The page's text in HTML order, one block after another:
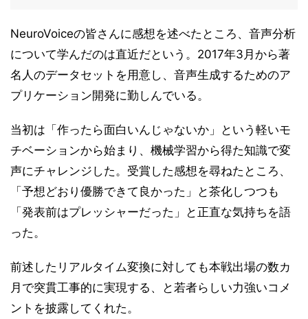
NeuroVoiceの皆さんに感想を述べたところ、音声分析
について学んだのは直近だという。2017年3月から著
名人のデータセットを用意し、音声生成するためのア
プリケーション開発に勤しんでいる。
当初は「作ったら面白いんじゃないか」という軽いモ
チベーションから始まり、機械学習から得た知識で変
声にチャレンジした。受賞した感想を尋ねたところ、
「予想どおり優勝できて良かった」と茶化しつつも
「発表前はプレッシャーだった」と正直な気持ちを語
った。
前述したリアルタイム変換に対しても本戦出場の数カ
月で突貫工事的に実現する、と若者らしい力強いコメ
ントを披露してくれた。